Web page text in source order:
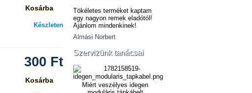
Kosárba
Készleten
300 Ft
Kosárba
Tökéletes terméket kaptam
egy nagyon remek eladótól!
Ajánlom mindenkinek!
Almási Norbert
Szervizünk tanácsai
Miért veszélyes idegen